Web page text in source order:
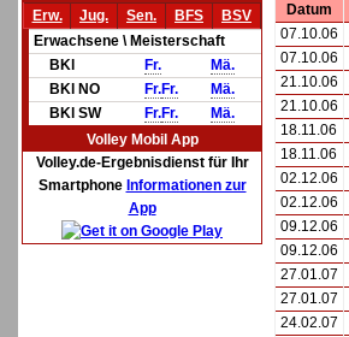
Erw.
Jug. Sen. BFS
BSV
Erwachsene \ Meisterschaft
BKl
Fr.
Mä.
BKl NO
Fr.Fr.
Mä.
BKl SW
Fr.Fr.
Mä.
Volley Mobil App
Volley.de-Ergebnisdienst für Ihr
Smartphone Informationen zur
App
Datum
07.10.06
07.10.06
21.10.06
21.10.06
18.11.06
18.11.06
02.12.06
02.12.06
09.12.06
09.12.06
27.01.07
27.01.07
24.02.07